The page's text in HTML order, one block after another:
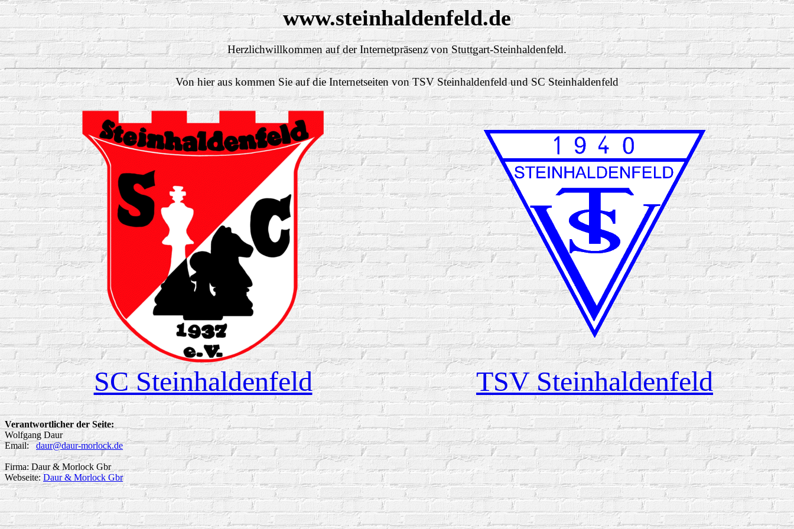
www.steinhaldenfeld.de
Herzlichwillkommen auf der Internetpräsenz von Stuttgart-Steinhaldenfeld.
Von hier aus kommen Sie auf die Internetseiten von TSV Steinhaldenfeld und SC Steinhaldenfeld
SC Steinhaldenfeld TSV Steinhaldenfeld
Verantwortlicher der Seite:
Wolfgang Daur
Email: daur@daur-morlock.de
Firma: Daur & Morlock Gbr
Webseite:Daur & Morlock Gbr